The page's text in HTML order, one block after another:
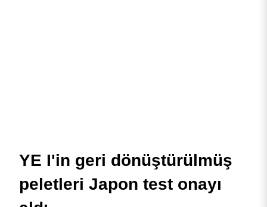
YE I'in geri dönüştürülmüş
peletleri Japon test onayı